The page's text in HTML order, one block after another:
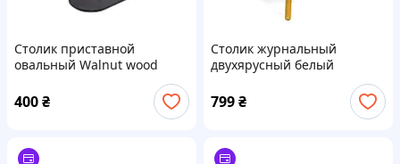
Столик приставной
овальный Walnut wood
45х28х60см смSW-00003367
400₴
Столик журнальный
двухярусный белый
50х45х6,5см SW-00003364
799₴